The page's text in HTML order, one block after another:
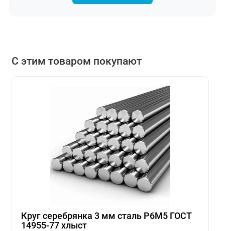
С этим товаром покупают
Круг серебрянка 3 мм сталь Р6М5 ГОСТ
14955-77 хлыст